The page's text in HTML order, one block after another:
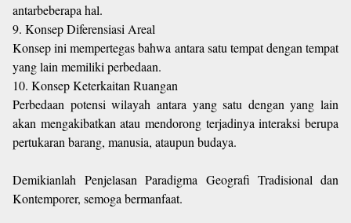
antarbeberapa hal.
9. Konsep Diferensiasi Areal
Konsep ini mempertegas bahwa antara satu tempat dengan tempat
yang lain memiliki perbedaan.
10. Konsep Keterkaitan Ruangan
Perbedaan potensi wilayah antara yang satu dengan yang lain
akan mengakibatkan atau mendorong terjadinya interaksi berupa
pertukaran barang, manusia, ataupun budaya.
Demikianlah Penjelasan Paradigma Geografi Tradisional dan
Kontemporer, semoga bermanfaat.